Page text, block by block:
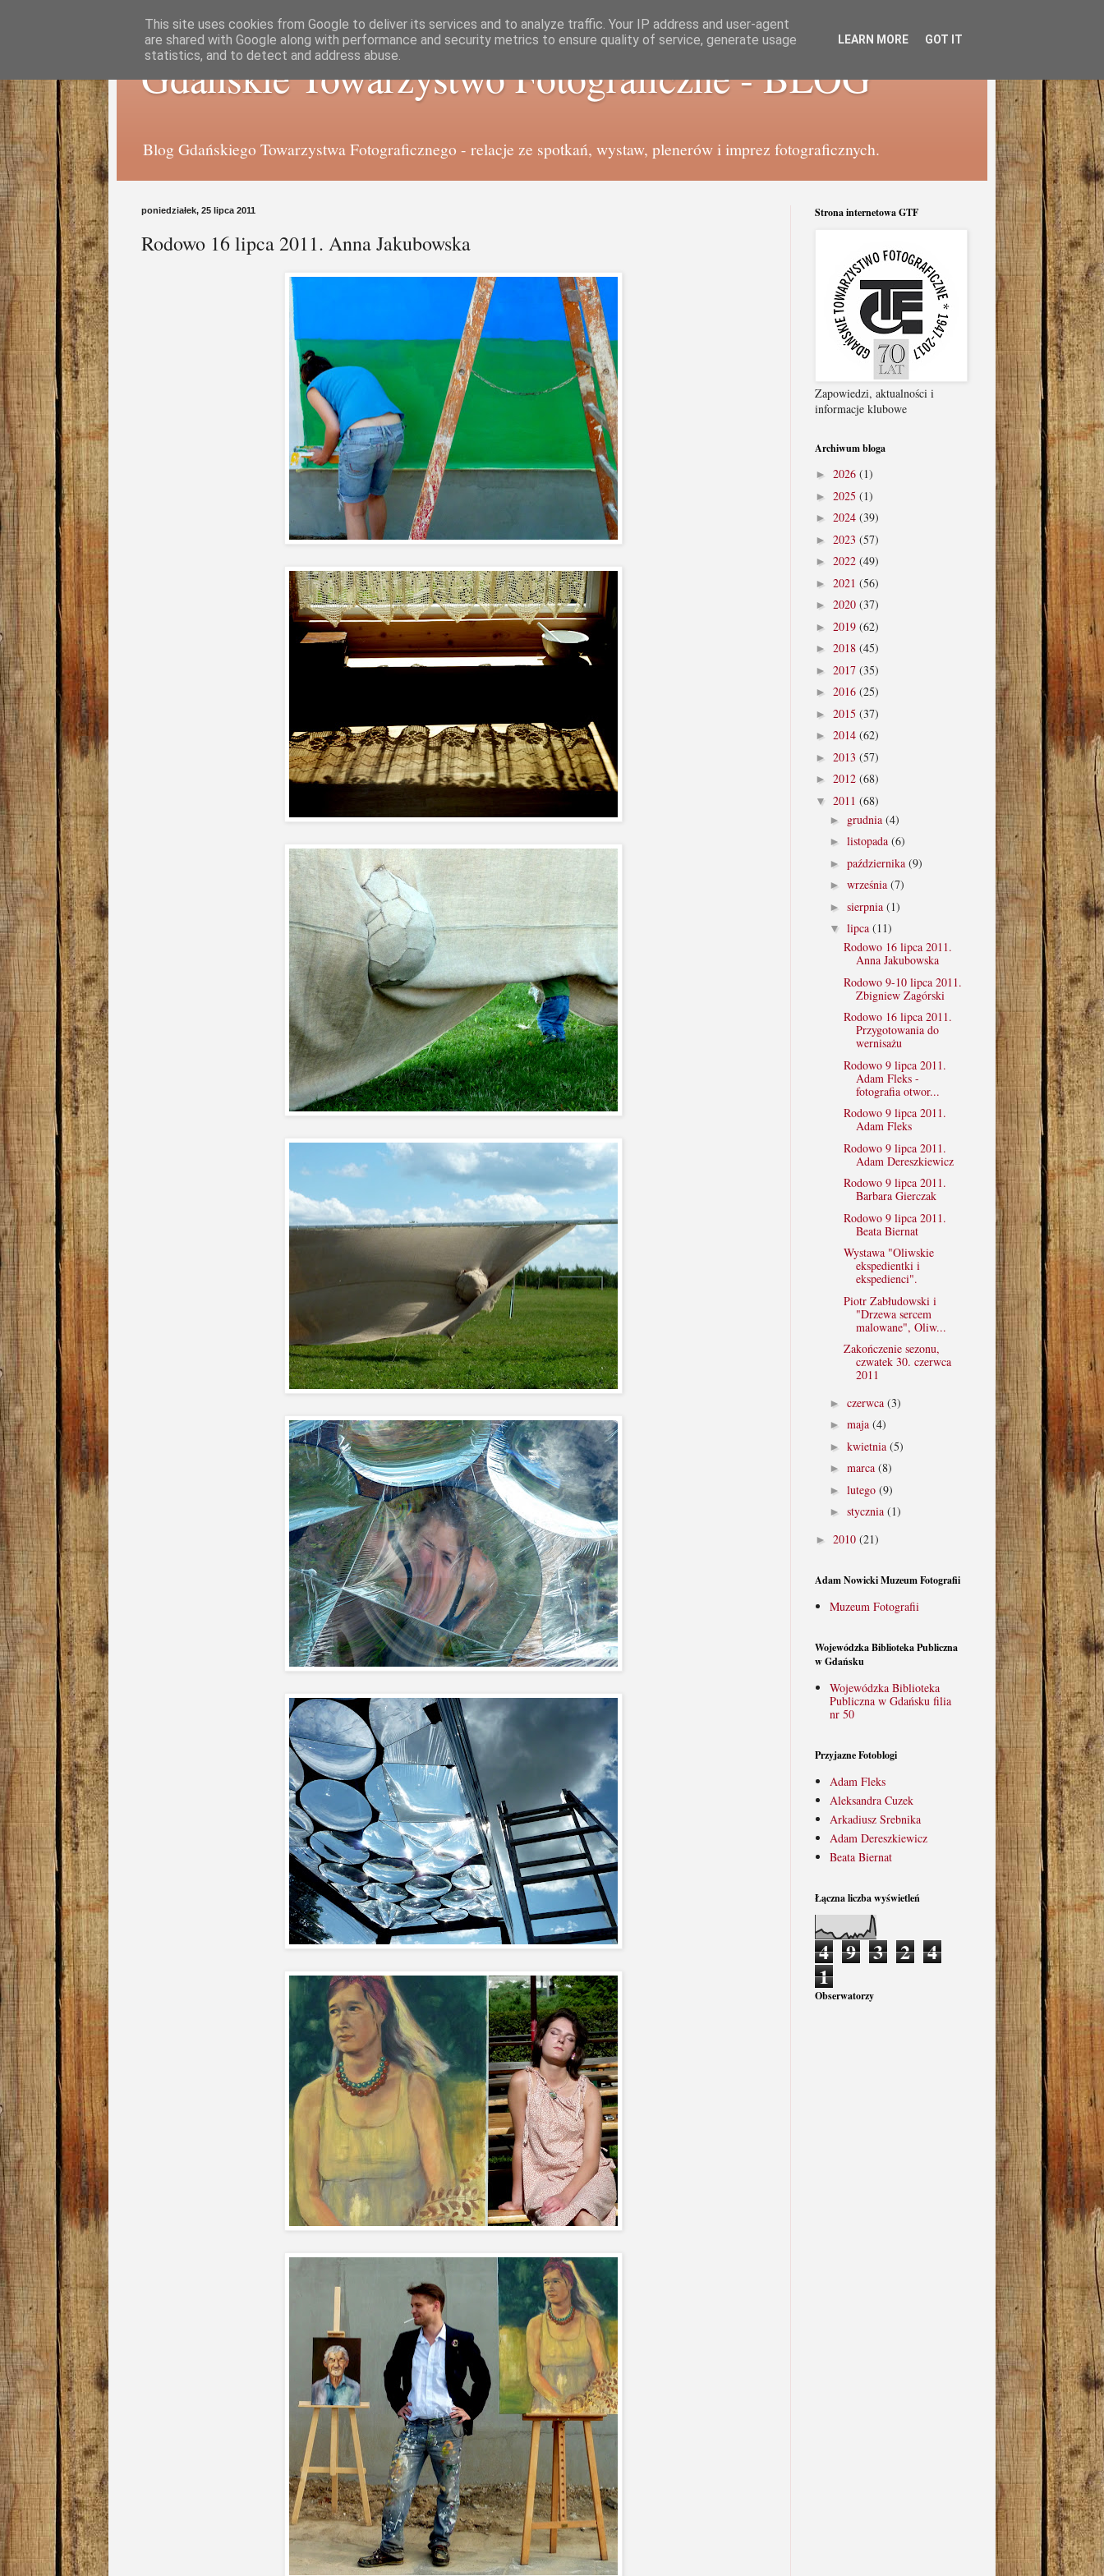
Gdańskie Towarzystwo Fotograficzne - BLOG
Blog Gdańskiego Towarzystwa Fotograficznego - relacje ze spotkań, wystaw, plenerów i imprez fotograficznych.
poniedziałek, 25 lipca 2011
Rodowo 16 lipca 2011. Anna Jakubowska
Strona internetowa GTF
Zapowiedzi, aktualności i
informacje klubowe
Archiwum bloga
► 2026 (1)
► 2025 (1)
► 2024 (39)
► 2023 (57)
► 2022 (49)
► 2021 (56)
► 2020 (37)
► 2019 (62)
► 2018 (45)
► 2017 (35)
► 2016 (25)
► 2015 (37)
► 2014 (62)
► 2013 (57)
► 2012 (68)
▼ 2011 (68)
► grudnia (4)
► listopada (6)
► października (9)
► września (7)
► sierpnia (1)
▼ lipca (11)
Rodowo 16 lipca 2011.
Anna Jakubowska
Rodowo 9-10 lipca 2011.
Zbigniew Zagórski
Rodowo 16 lipca 2011.
Przygotowania do
wernisażu
Rodowo 9 lipca 2011.
Adam Fleks -
fotografia otwor...
Rodowo 9 lipca 2011.
Adam Fleks
Rodowo 9 lipca 2011.
Adam Dereszkiewicz
Rodowo 9 lipca 2011.
Barbara Gierczak
Rodowo 9 lipca 2011.
Beata Biernat
Wystawa "Oliwskie
ekspedientki i
ekspedienci".
Piotr Zabłudowski i
"Drzewa sercem
malowane", Oliw...
Zakończenie sezonu,
czwatek 30. czerwca
2011
► czerwca (3)
► maja (4)
► kwietnia (5)
► marca (8)
► lutego (9)
► stycznia (1)
► 2010 (21)
Adam Nowicki Muzeum Fotografii
Muzeum Fotografii
Wojewódzka Biblioteka Publiczna
w Gdańsku
Wojewódzka Biblioteka
Publiczna w Gdańsku filia
nr 50
Przyjazne Fotoblogi
Adam Fleks
Aleksandra Cuzek
Arkadiusz Srebnika
Adam Dereszkiewicz
Beata Biernat
Łączna liczba wyświetleń
4 9 3 2 4
1
Obserwatorzy
This site uses cookies from Google to deliver its services and to analyze traffic. Your IP address and user-agent
are shared with Google along with performance and security metrics to ensure quality of service, generate usage
statistics, and to detect and address abuse.
LEARN MORE GOT IT